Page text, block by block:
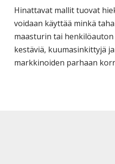
Hinattavat mallit tuovat
voidaan käyttää minkä
maasturin tai
kestäviä, kuumasinkittyjä
markkinoiden parhaan